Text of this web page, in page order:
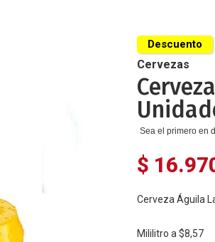
Cervezas
Sea el primero en
$
Descuento
Cerveza Águila
Mililitro a $8,57